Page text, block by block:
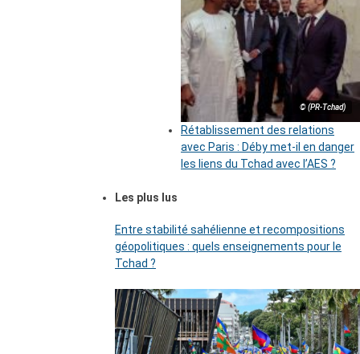
© (PR-Tchad)
Rétablissement des relations
avec Paris : Déby met-il en danger
les liens du Tchad avec l’AES ?
Les plus lus
Entre stabilité sahélienne et recompositions
géopolitiques : quels enseignements pour le
Tchad ?